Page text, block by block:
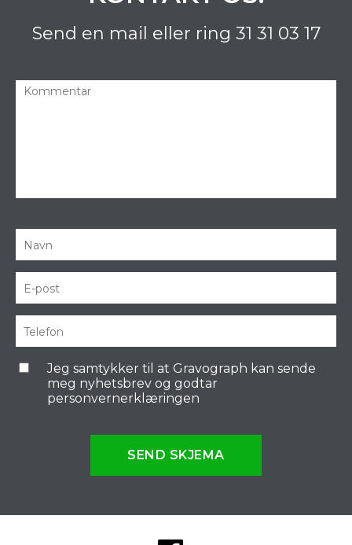
Send en mail eller ring 31 31 03 17
Jeg samtykker til at Gravograph kan sende
meg nyhetsbrev og godtar
personvernerklæringen
SEND SKJEMA